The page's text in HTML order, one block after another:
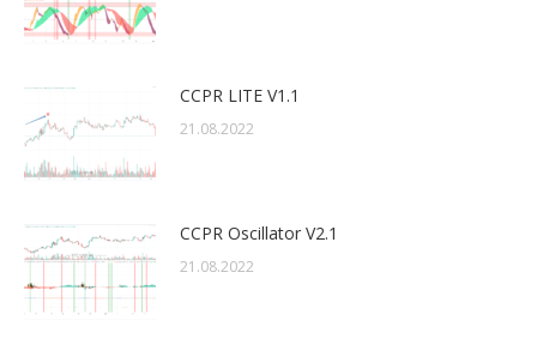
CCPR LITE V1.1
21.08.2022
CCPR Oscillator V2.1
21.08.2022